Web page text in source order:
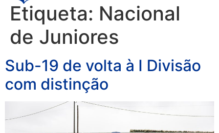
Etiqueta: Nacional
de Juniores
Sub-19 de volta à I Divisão
com distinção